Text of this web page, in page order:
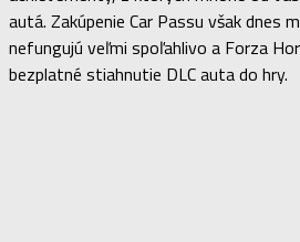
autá. Zakúpenie Car Passu však dnes
nefungujú veľmi spoľahlivo a Forza
bezplatné stiahnutie DLC auta do hry.